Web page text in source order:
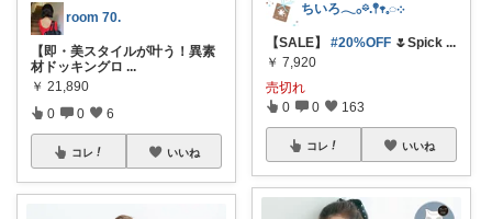
room 70.
【即・美スタイルが叶う！異素
材ドッキングロ ...
￥ 21,890
0 0 6
コレ いいね
ちいろ𓂃𓂂𖡼.𖤣𖥧𓈒◌܀
【SALE】 #20%OFF 🌷Spick ...
￥ 7,920
売切れ
0 0 163
コレ いいね